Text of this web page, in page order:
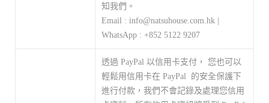
知我們。
Email : info@natsuhouse.com.hk |
WhatsApp : +852 5122 9207
透過 PayPal 以信用卡支付， 您也可以
輕鬆用信用卡在 PayPal 的安全保護下
進行付款，我們不會記錄及處理您信用